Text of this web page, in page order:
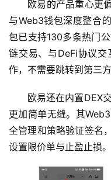
欧易的产品重心更
与Web3钱包深度整合
包已支持130多条热门
链交易、与DeFi协议
作，不需要跳转到第三方
欧易还在内置DEX
更加简单无缝。其
全管理和策略验证签名
设置限价单与止盈止损。